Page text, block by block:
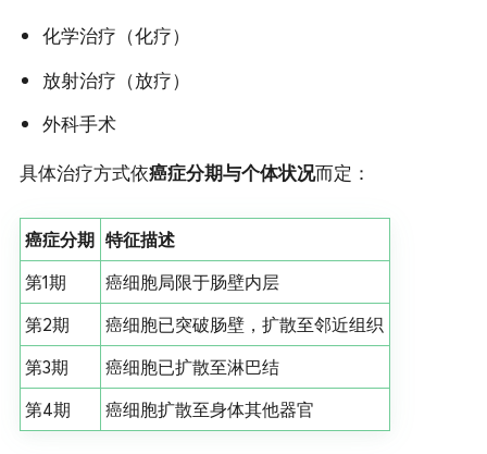
化学治疗（化疗）
放射治疗（放疗）
外科手术
具体治疗方式依癌症分期与个体状况而定：
癌症分期 特征描述
第1期
癌细胞局限于肠壁内层
第2期
癌细胞已突破肠壁，扩散至邻近组织
第3期
癌细胞已扩散至淋巴结
第4期
癌细胞扩散至身体其他器官